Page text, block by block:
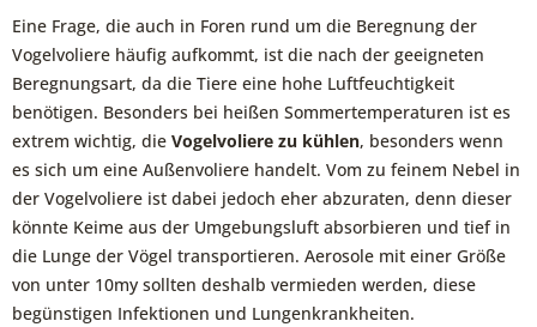
Eine Frage, die auch in Foren rund um die Beregnung der
Vogelvoliere häufig aufkommt, ist die nach der geeigneten
Beregnungsart, da die Tiere eine hohe Luftfeuchtigkeit
benötigen. Besonders bei heißen Sommertemperaturen ist es
extrem wichtig, die Vogelvoliere zu kühlen, besonders wenn
es sich um eine Außenvoliere handelt. Vom zu feinem Nebel in
der Vogelvoliere ist dabei jedoch eher abzuraten, denn dieser
könnte Keime aus der Umgebungsluft absorbieren und tief in
die Lunge der Vögel transportieren. Aerosole mit einer Größe
von unter 10my sollten deshalb vermieden werden, diese
begünstigen Infektionen und Lungenkrankheiten.